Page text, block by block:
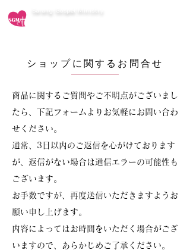
Sarang Gospel Ministry
ショップに関するお問合せ
商品に関するご質問やご不明点がございまし
たら、下記フォームよりお気軽にお問い合わ
せください。
通常、3日以内のご返信を心がけております
が、返信がない場合は通信エラーの可能性も
ございます。
お手数ですが、再度送信いただきますようお
願い申し上げます。
内容によってはお時間をいただく場合がござ
いますので、あらかじめご了承ください。